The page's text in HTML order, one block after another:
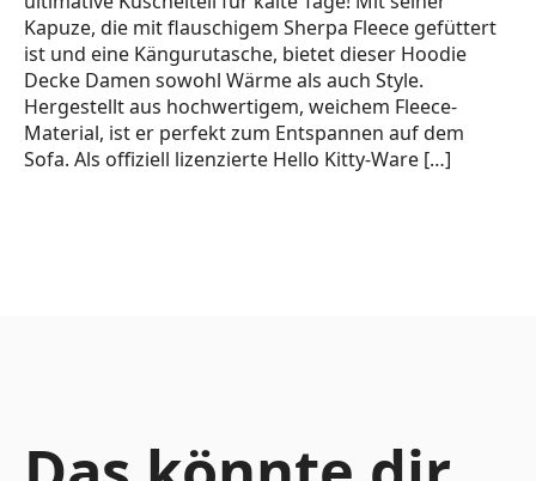
Kapuze, die mit flauschigem Sherpa Fleece gefüttert
ist und eine Kängurutasche, bietet dieser Hoodie
Decke Damen sowohl Wärme als auch Style.
Hergestellt aus hochwertigem, weichem Fleece-
Material, ist er perfekt zum Entspannen auf dem
Sofa. Als offiziell lizenzierte Hello Kitty-Ware […]